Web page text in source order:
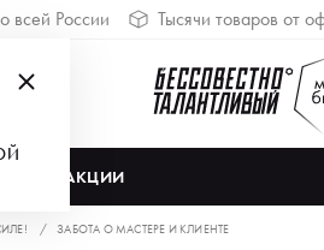
всей России Тысячи товаров от
АКЦИИ
ЗАБОТА О МАСТЕРЕ И КЛИЕНТЕ